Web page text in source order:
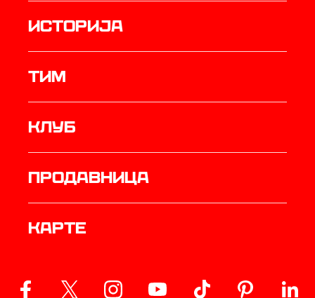
историја
ТИМ
Клуб
продавница
Карте